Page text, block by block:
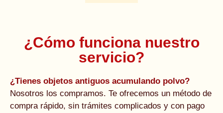
¿Cómo funciona nuestro
servicio?
¿Tienes objetos antiguos acumulando polvo?
Nosotros los compramos. Te ofrecemos un método de
compra rápido, sin trámites complicados y con pago